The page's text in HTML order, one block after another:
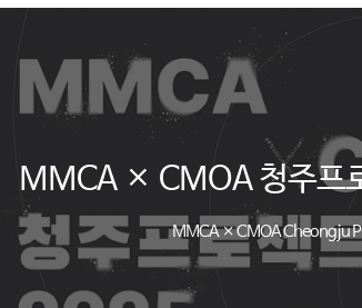
MMCA × CMOA 청주프
MMCA × CMOA Cheongju